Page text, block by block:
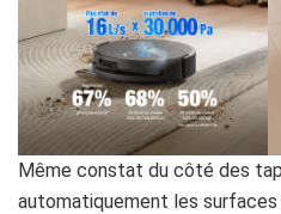
Même constat du côté des
automatiquement les